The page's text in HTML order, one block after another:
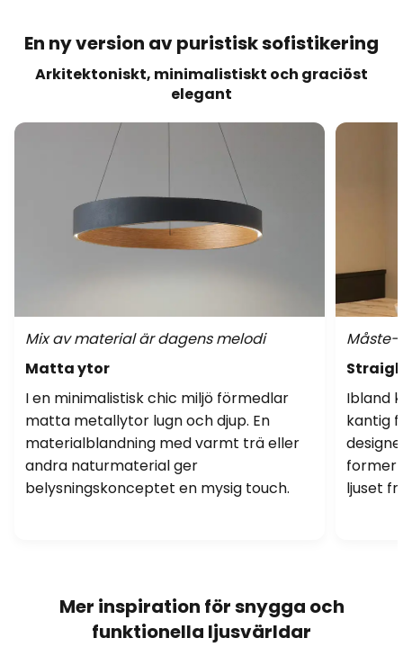
En ny version av puristisk sofistikering
Arkitektoniskt, minimalistiskt och graciöst
elegant
Mix av material är dagens melodi
Matta ytor
I en minimalistisk chic miljö förmedlar
matta metallytor lugn och djup. En
materialblandning med varmt trä eller
andra naturmaterial ger
belysningskonceptet en mysig touch.
Ibland
kantig
ljuset
Mer inspiration för snygga och
funktionella ljusvärldar